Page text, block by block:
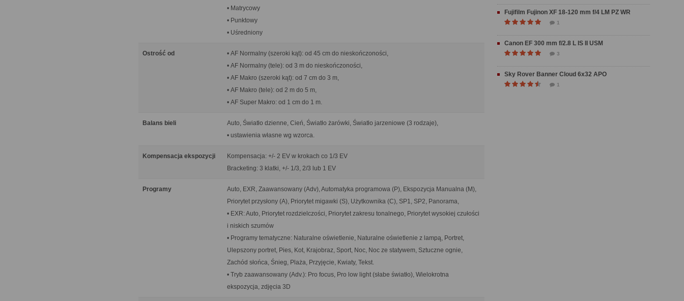
• Matrycowy
• Punktowy
• Uśredniony
Ostrość od
• AF Normalny (szeroki kąt): od 45 cm do nieskończoności,
• AF Normalny (tele): od 3 m do nieskończoności,
• AF Makro (szeroki kąt): od 7 cm do 3 m,
• AF Makro (tele): od 2 m do 5 m,
• AF Super Makro: od 1 cm do 1 m.
Balans bieli
Auto, Światło dzienne, Cień, Światło żarówki, Światło jarzeniowe (3 rodzaje),
• ustawienia własne wg wzorca.
Kompensacja ekspozycji
Kompensacja: +/- 2 EV w krokach co 1/3 EV
Bracketing: 3 klatki, +/- 1/3, 2/3 lub 1 EV
Programy
Auto, EXR, Zaawansowany (Adv), Automatyka programowa (P), Ekspozycja Manualna (M),
Priorytet przysłony (A), Priorytet migawki (S), Użytkownika (C), SP1, SP2, Panorama,
• EXR: Auto, Priorytet rozdzielczości, Priorytet zakresu tonalnego, Priorytet wysokiej czułości
i niskich szumów
• Programy tematyczne: Naturalne oświetlenie, Naturalne oświetlenie z lampą, Portret,
Ulepszony portret, Pies, Kot, Krajobraz, Sport, Noc, Noc ze statywem, Sztuczne ognie,
Zachód słońca, Śnieg, Plaża, Przyjęcie, Kwiaty, Tekst.
• Tryb zaawansowany (Adv.): Pro focus, Pro low light (słabe światło), Wielokrotna
ekspozycja, zdjęcia 3D
Fujifilm Fujinon XF 18-120 mm f/4 LM PZ WR
1
Canon EF 300 mm f/2.8 L IS II USM
3
Sky Rover Banner Cloud 6x32 APO
1